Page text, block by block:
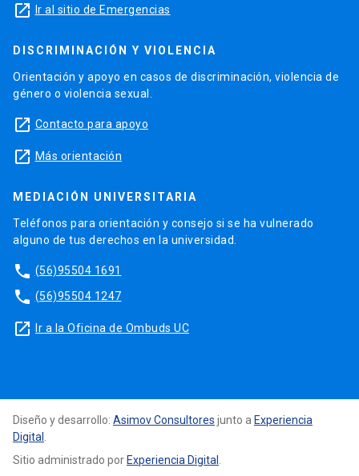
launch Ir al sitio de Emergencias
DISCRIMINACIÓN Y VIOLENCIA
Orientación y apoyo en casos de discriminación, violencia de
género o violencia sexual.
launch Contacto para apoyo
launch Más orientación
MEDIACIÓN UNIVERSITARIA
Teléfonos para orientación y consejo si se ha vulnerado
alguno de tus derechos en la universidad.
phone (56)95504 1691
phone (56)95504 1247
launch Ir a la Oficina de Ombuds UC
Diseño y desarrollo: Asimov Consultores junto a Experiencia
Digital .
Sitio administrado por Experiencia Digital .